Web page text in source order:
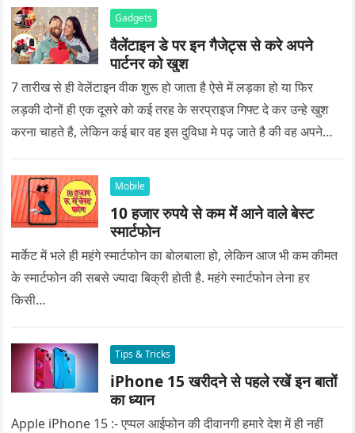
Gadgets
वैलेंटाइन डे पर इन गैजेट्स से करे अपने
पार्टनर को खुश
7 तारीख से ही वेलेंटाइन वीक शुरू हो जाता है ऐसे में लड़का हो या फिर
लड़की दोनों ही एक दूसरे को कई तरह के सरप्राइज गिफ्ट दे कर उन्हे खुश
करना चाहते है, लेकिन कई बार वह इस दुविधा मे पढ़ जाते है की वह अपने
Mobile
10 हजार रुपये से कम में आने वाले बेस्ट
स्मार्टफोन
मार्केट में भले ही महंगे स्मार्टफोन का बोलबाला हो, लेकिन आज भी कम कीमत
के स्मार्टफोन की सबसे ज्यादा बिक्री होती है. महंगे स्मार्टफोन लेना हर
किसी…
Tips & Tricks
iPhone 15 खरीदने से पहले रखें इन बातों
का ध्यान
Apple iPhone 15 :- एप्पल आईफोन की दीवानगी हमारे देश में ही नहीं